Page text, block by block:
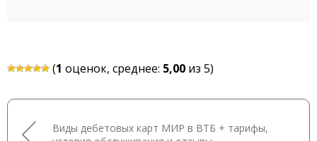
(1 оценок, среднее: 5,00 из 5)
Виды дебетовых карт МИР в ВТБ + тарифы,